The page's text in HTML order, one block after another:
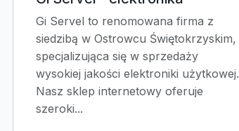
Gi Servel to renomowana firma z
siedzibą w Ostrowcu Świętokrzyskim,
specjalizująca się w sprzedaży
wysokiej jakości elektroniki użytkowej.
Nasz sklep internetowy oferuje
szeroki...